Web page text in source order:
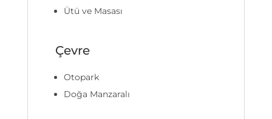
Ütü ve Masası
Çevre
Otopark
Doğa Manzaralı